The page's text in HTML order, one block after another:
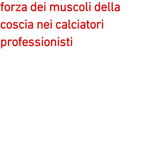
forza dei muscoli della
coscia nei calciatori
professionisti